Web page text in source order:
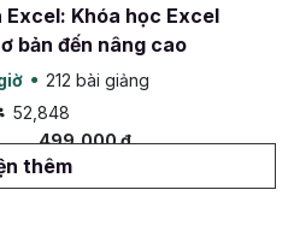
Excel: Khóa học Excel
bản đến nâng cao
212 bài giảng
52,848
499,000 đ
799,000 đ
thêm